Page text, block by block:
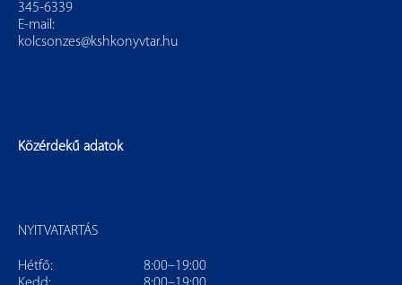
345-6339
E-mail:
kolcsonzes@kshkonyvtar.hu
Közérdekű adatok
NYITVATARTÁS
Hétfő:
8:00–19:00